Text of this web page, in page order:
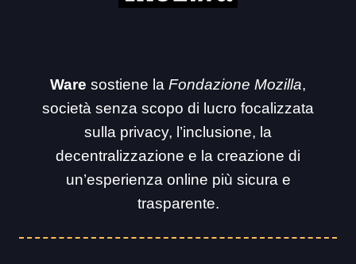
Ware sostiene la Fondazione Mozilla,
società senza scopo di lucro focalizzata
sulla privacy, l’inclusione, la
decentralizzazione e la creazione di
un’esperienza online più sicura e
trasparente.